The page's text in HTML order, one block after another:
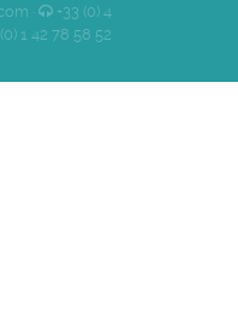
·
+33 (0) 4
1 42 78 58 52